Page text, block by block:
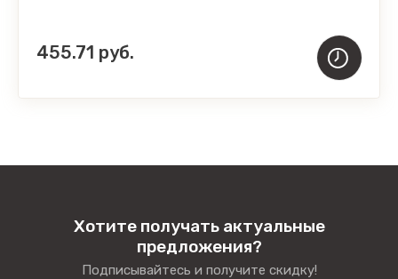
455.71 руб.
Хотите получать актуальные
предложения?
Подписывайтесь и получите скидку!